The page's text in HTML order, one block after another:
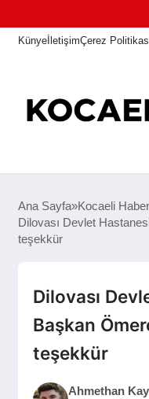
KünyeİletişimÇerez
ANASAYFA
Ana Sayfa Kocaeli
Dilovası Devlet
teşekkür
Dilovası
Başkan
teşekkür
Ahmethan